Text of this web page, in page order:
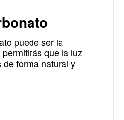
puede ser la
permitirás que la luz
de forma natural y